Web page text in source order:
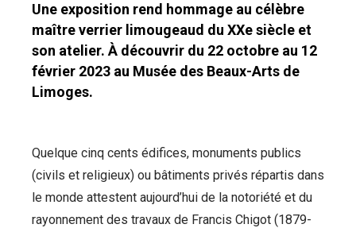
Une exposition rend hommage au célèbre
maître verrier limougeaud du XXe siècle et
son atelier. À découvrir du 22 octobre au 12
février 2023 au Musée des Beaux-Arts de
Limoges.
Quelque cinq cents édifices, monuments publics
(civils et religieux) ou bâtiments privés répartis dans
le monde attestent aujourd’hui de la notoriété et du
rayonnement des travaux de Francis Chigot (1879-